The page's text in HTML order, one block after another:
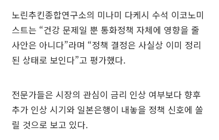
노린추킨종합연구소의 미나미 다케시 수석 이코노미
스트는 “건강 문제일 뿐 통화정책 자체에 영향을 줄
사안은 아니다”라며 “정책 결정은 사실상 이미 정리
된 상태로 보인다”고 평가했다.
전문가들은 시장의 관심이 금리 인상 여부보다 향후
추가 인상 시기와 일본은행이 내놓을 정책 신호에 쏠
릴 것으로 보고 있다.